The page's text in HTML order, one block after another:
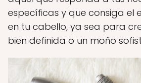
específicas y que consiga el
en tu cabello, ya sea para
bien definida o un moño